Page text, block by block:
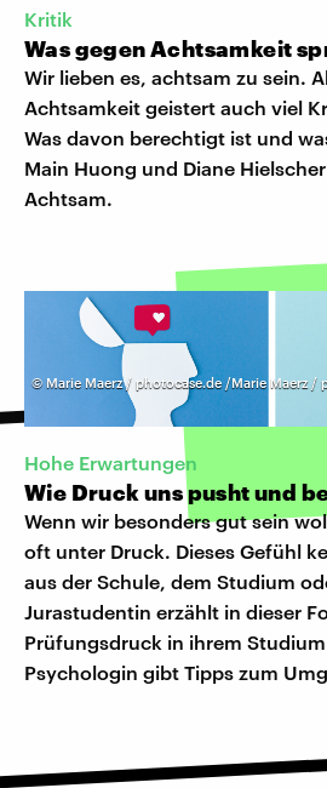
Kritik
Was gegen Achtsamkeit
Wir lieben es, achtsam zu sein.
Achtsamkeit geistert auch viel
Was davon berechtigt ist und
Main Huong und Diane
Achtsam.
© Marie Maerz / photocase.de /Marie Maerz /
Hohe Erwartungen
Wie Druck uns pusht und
Wenn wir besonders gut sein
oft unter Druck. Dieses Gefühl
aus der Schule, dem Studium
Jurastudentin erzählt in dieser
Prüfungsdruck in ihrem
Psychologin gibt Tipps zum